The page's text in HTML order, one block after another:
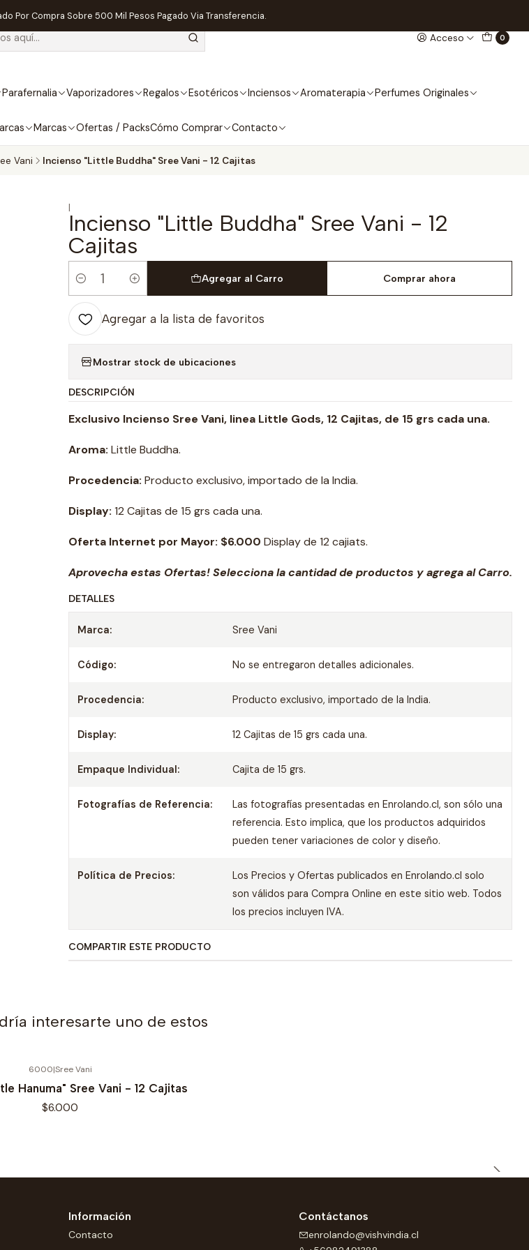
Acceso 0
Parafernalia Vaporizadores Regalos Esotéricos Inciensos Aromaterapia Perfumes Originales
Marcas Ofertas / PacksCómo Comprar Contacto
Por Compra Sobre 500 Mil Pesos Pagado Via Transferencia.
Vani Incienso "Little Buddha" Sree Vani - 12 Cajitas
|
Incienso "Little Buddha" Sree Vani - 12
Cajitas
Cantidad
Agregar al Carro Comprar ahora
Agregar a la lista de favoritos
Mostrar stock de ubicaciones
DESCRIPCIÓN
Exclusivo Incienso Sree Vani, linea Little Gods, 12 Cajitas, de 15 grs cada una.
Aroma: Little Buddha.
Procedencia: Producto exclusivo, importado de la India.
Display: 12 Cajitas de 15 grs cada una.
Oferta Internet por Mayor: $6.000 Display de 12 cajiats.
Aprovecha estas Ofertas! Selecciona la cantidad de productos y agrega al Carro.
DETALLES
Marca: Sree Vani
Código: No se entregaron detalles adicionales.
Procedencia: Producto exclusivo, importado de la India.
Display: 12 Cajitas de 15 grs cada una.
Empaque Individual: Cajita de 15 grs.
Fotografías de Referencia:
Las fotografías presentadas en Enrolando.cl, son sólo una
referencia. Esto implica, que los productos adquiridos
pueden tener variaciones de color y diseño.
Política de Precios:
Los Precios y Ofertas publicados en Enrolando.cl solo
son válidos para Compra Online en este sitio web. Todos
los precios incluyen IVA.
COMPARTIR ESTE PRODUCTO
interesarte uno de estos
6000|Sree Vani
Hanuma" Sree Vani - 12 Cajitas
$6.000
Información
Contacto
Contáctanos
enrolando@vishvindia.cl